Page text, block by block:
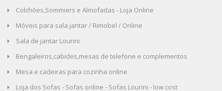
Colchões,Sommiers e Almofadas - Loja Online
Móveis para sala jantar / Rimobel / Online
Sala de jantar Lourini
Bengaleiros,cabides,mesas de telefone e complementos
Mesa e cadeiras para cozinha online
Loja dos Sofas - Sofas online - Sofas Lourini - low cost